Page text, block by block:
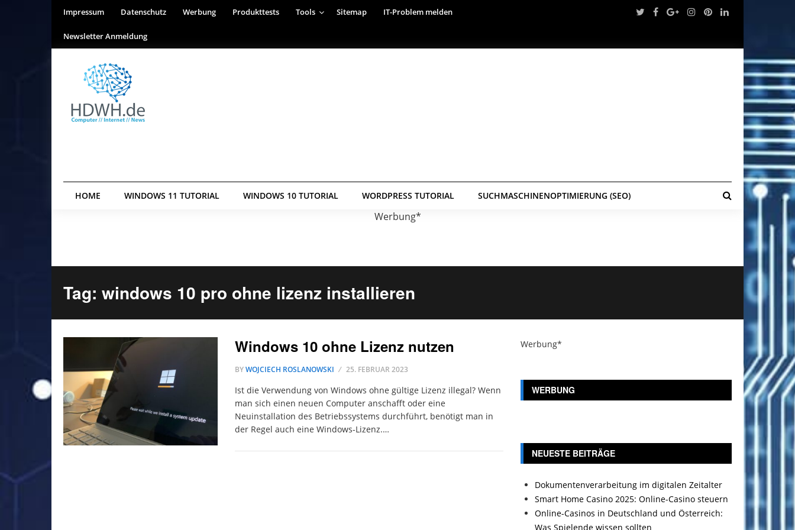
Impressum Datenschutz Werbung Produkttests Tools Sitemap IT-Problem melden
Newsletter Anmeldung
HOME WINDOWS 11 TUTORIAL WINDOWS 10 TUTORIAL WORDPRESS TUTORIAL SUCHMASCHINENOPTIMIERUNG (SEO)
Werbung*
Tag: windows 10 pro ohne lizenz installieren
Windows 10 ohne Lizenz nutzen
BYWOJCIECH ROSLANOWSKI 25. FEBRUAR 2023
Ist die Verwendung von Windows ohne gültige Lizenz illegal? Wenn
man sich einen neuen Computer anschafft oder eine
Neuinstallation des Betriebssystems durchführt, benötigt man in
der Regel auch eine Windows-Lizenz.…
Werbung*
WERBUNG
NEUESTE BEITRÄGE
Dokumentenverarbeitung im digitalen Zeitalter
Smart Home Casino 2025: Online-Casino steuern
Online-Casinos in Deutschland und Österreich:
Was Spielende wissen sollten